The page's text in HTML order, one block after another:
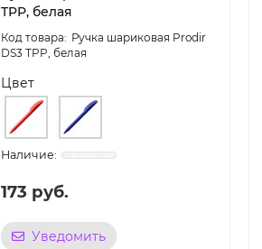
TPP, белая
Ручка шариковая Prodir
DS3 TPP, белая
Цвет
173 руб.
Уведомить